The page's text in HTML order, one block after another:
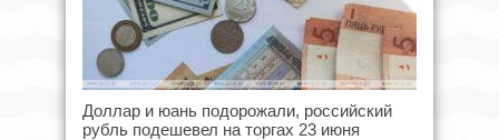
Доллар и юань подорожали, российский
рубль подешевел на торгах 23 июня